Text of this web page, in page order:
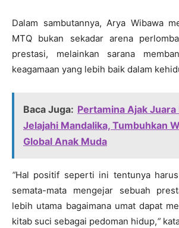
Dalam sambutannya, Arya Wibawa
MTQ bukan sekadar arena
prestasi, melainkan sarana
keagamaan yang lebih baik dalam
Baca Juga: Pertamina Ajak Juara
Jelajahi Mandalika, Tumbuhkan
Global Anak Muda
“Hal positif seperti ini tentunya
semata-mata mengejar sebuah
lebih utama bagaimana umat dapat
kitab suci sebagai pedoman hidup,“